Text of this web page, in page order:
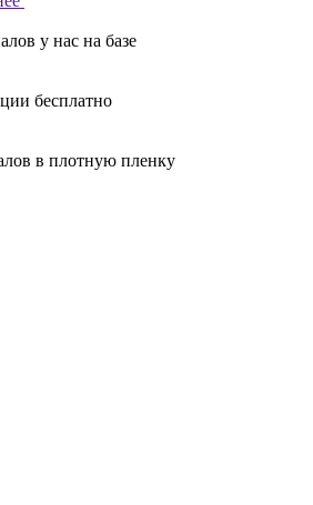
у нас на базе
бесплатно
в плотную пленку